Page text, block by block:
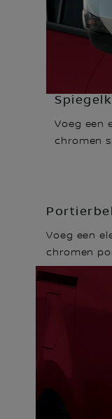
Voeg een
chromen
Voeg een
chromen